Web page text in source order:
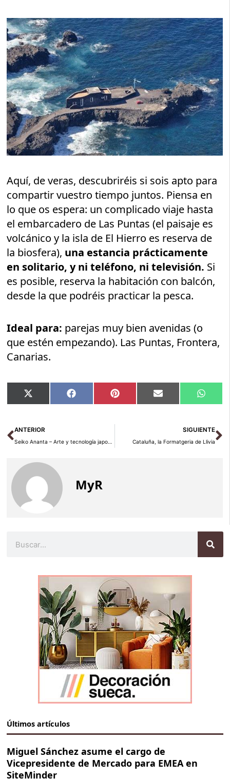
Aquí, de veras, descubriréis si sois apto para
compartir vuestro tiempo juntos. Piensa en
lo que os espera: un complicado viaje hasta
el embarcadero de Las Puntas (el paisaje es
volcánico y la isla de El Hierro es reserva de
la biosfera), una estancia prácticamente
en solitario, y ni teléfono, ni televisión. Si
es posible, reserva la habitación con balcón,
desde la que podréis practicar la pesca.
Ideal para: parejas muy bien avenidas (o
que estén empezando). Las Puntas, Frontera,
Canarias.
Compartir
en
X
(Twitter)
Compartir
en
Facebook Compartir
en
Pinterest Compartir
en
Email
en
Ant
ANTERIOR
Seiko Ananta – Arte y tecnología japonesa
SIGUIENTE
Cataluña, la Formatgeria de Llivia
MyR
Últimos artículos
Miguel Sánchez asume el cargo de
Vicepresidente de Mercado para EMEA en
SiteMinder